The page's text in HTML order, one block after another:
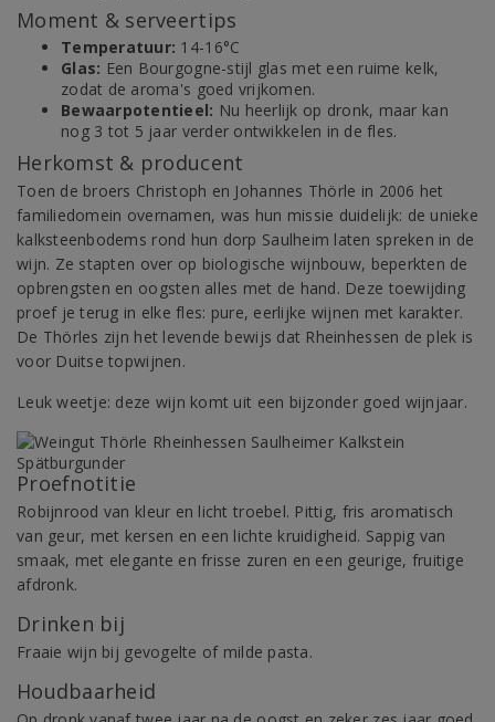
Moment & serveertips
Temperatuur: 14-16°C
Glas: Een Bourgogne-stijl glas met een ruime kelk,
zodat de aroma's goed vrijkomen.
Bewaarpotentieel: Nu heerlijk op dronk, maar kan
nog 3 tot 5 jaar verder ontwikkelen in de fles.
Herkomst & producent
Toen de broers Christoph en Johannes Thörle in 2006 het
familiedomein overnamen, was hun missie duidelijk: de unieke
kalksteenbodems rond hun dorp Saulheim laten spreken in de
wijn. Ze stapten over op biologische wijnbouw, beperkten de
opbrengsten en oogsten alles met de hand. Deze toewijding
proef je terug in elke fles: pure, eerlijke wijnen met karakter.
De Thörles zijn het levende bewijs dat Rheinhessen de plek is
voor Duitse topwijnen.
Leuk weetje: deze wijn komt uit een bijzonder goed wijnjaar.
Proefnotitie
Robijnrood van kleur en licht troebel. Pittig, fris aromatisch
van geur, met kersen en een lichte kruidigheid. Sappig van
smaak, met elegante en frisse zuren en een geurige, fruitige
afdronk.
Drinken bij
Fraaie wijn bij gevogelte of milde pasta.
Houdbaarheid